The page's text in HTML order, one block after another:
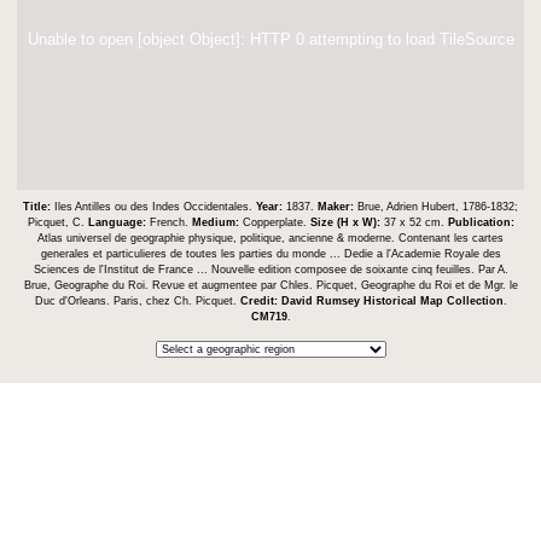
Unable to open [object Object]: HTTP 0 attempting to load TileSource
Title: Iles Antilles ou des Indes Occidentales. Year: 1837. Maker: Brue, Adrien Hubert, 1786-1832;
Picquet, C.
Language: French. Medium: Copperplate. Size (H x W): 37 x 52 cm.
Publication:
Atlas universel de geographie physique, politique, ancienne & moderne. Contenant les cartes
generales et particulieres de toutes les parties du monde ... Dedie a l'Academie Royale des
Sciences de l'Institut de France ... Nouvelle edition composee de soixante cinq feuilles. Par A.
Brue, Geographe du Roi. Revue et augmentee par Chles. Picquet, Geographe du Roi et de Mgr. le
Duc d'Orleans. Paris, chez Ch. Picquet. Credit: David Rumsey Historical Map Collection
CM719.